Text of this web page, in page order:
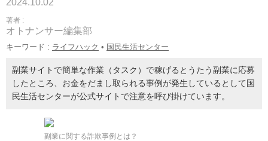
2024.10.02
著者 :
オトナンサー編集部
キーワード : ライフハック • 国民生活センター
副業サイトで簡単な作業（タスク）で稼げるとうたう副業に応募
したところ、お金をだまし取られる事例が発生しているとして国
民生活センターが公式サイトで注意を呼び掛けています。
副業に関する詐欺事例とは？